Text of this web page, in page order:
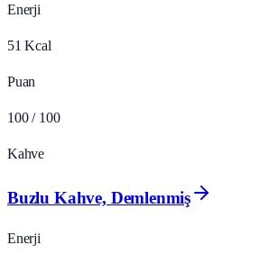
Enerji
51 Kcal
Puan
100 / 100
Kahve
Buzlu Kahve, Demlenmiş
Enerji